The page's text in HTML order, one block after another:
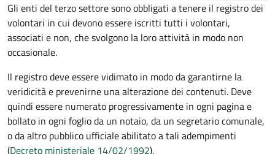
Gli enti del terzo settore sono obbligati a tenere il registro dei
volontari in cui devono essere iscritti tutti i volontari,
associati e non, che svolgono la loro attività in modo non
occasionale.
Il registro deve essere vidimato in modo da garantirne la
veridicità e prevenirne una alterazione dei contenuti. Deve
quindi essere numerato progressivamente in ogni pagina e
bollato in ogni foglio da un notaio, da un segretario comunale,
o da altro pubblico ufficiale abilitato a tali adempimenti
(Decreto ministeriale 14/02/1992).